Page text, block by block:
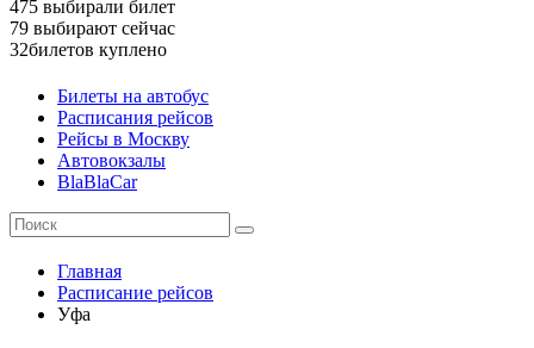
475 выбирали билет
79 выбирают сейчас
32билетов куплено
Билеты на автобус
Расписания рейсов
Рейсы в Москву
Автовокзалы
BlaBlaCar
Главная
Расписание рейсов
Уфа